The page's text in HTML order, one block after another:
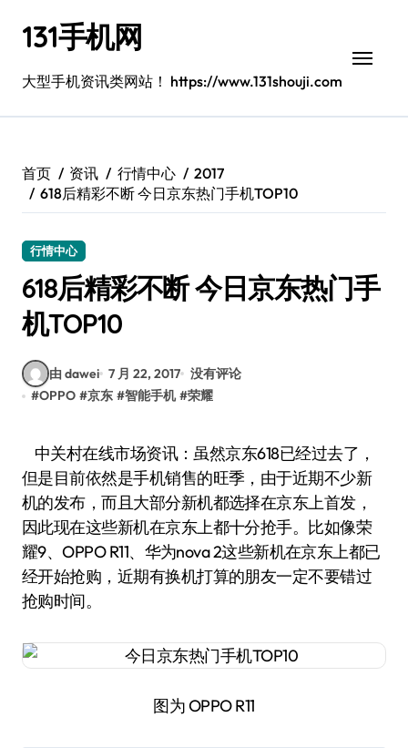
131手机网
大型手机资讯类网站！ https://www.131shouji.com
首页 资讯 行情中心
2017
618后精彩不断 今日京东热门手机TOP10
行情中心
618后精彩不断 今日京东热门手
机TOP10
由 dawei 7 月 22, 2017 没有评论
#OPPO #京东 #智能手机 #荣耀
中关村在线市场资讯：虽然京东618已经过去了，
但是目前依然是手机销售的旺季，由于近期不少新
机的发布，而且大部分新机都选择在京东上首发，
因此现在这些新机在京东上都十分抢手。比如像荣
耀9、OPPO R11、华为nova 2这些新机在京东上都已
经开始抢购，近期有换机打算的朋友一定不要错过
抢购时间。
图为 OPPO R11